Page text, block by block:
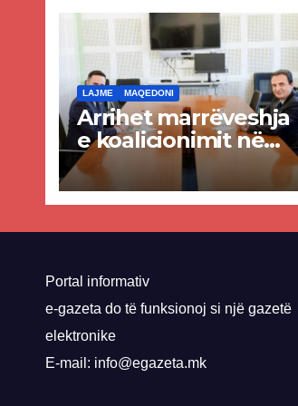
LAJME MAQEDONI
Arrihet marrëveshja
e koalicionimit në
parim mes Kurtit
dhe Abdixhikut
Portal informativ
e-gazeta do të funksionoj si një gazetë
elektronike
E-mail: info@egazeta.mk